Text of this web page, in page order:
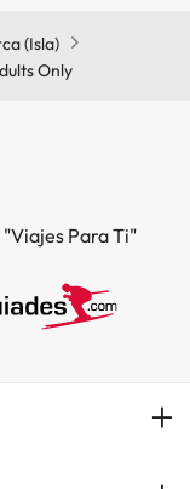
(Isla)
Only
Para Ti"